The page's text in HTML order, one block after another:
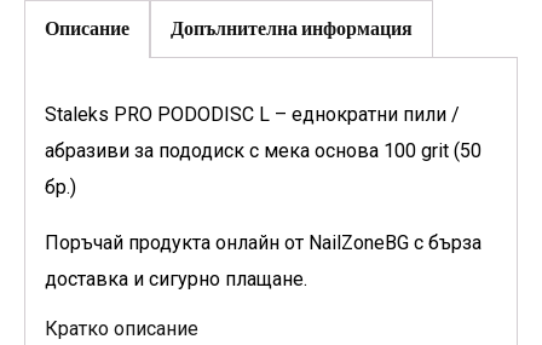
Описание Допълнителна информация
Staleks PRO PODODISC L – еднократни пили /
абразиви за пододиск с мека основа 100 grit (50
бр.)
Поръчай продукта онлайн от NailZoneBG с бърза
доставка и сигурно плащане.
Кратко описание